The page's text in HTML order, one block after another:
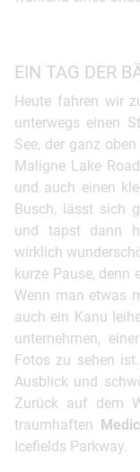
EIN TAG DER
Heute fahren wir
unterwegs einen
See, der ganz
Maligne Lake
und auch einen
Busch, lässt sich
und tapst dann
wirklich
kurze Pause, denn
Wenn man etwas
auch ein Kanu
unternehmen,
Fotos zu sehen
Ausblick und
Zurück auf dem
traumhaften
Icefields Parkway.